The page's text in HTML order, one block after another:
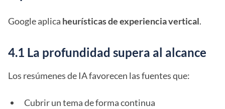
Google aplica heurísticas de experiencia vertical.
4.1 La profundidad supera al alcance
Los resúmenes de IA favorecen las fuentes que:
Cubrir un tema de forma continua